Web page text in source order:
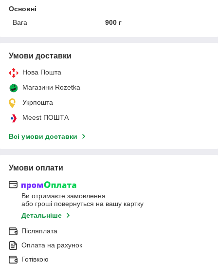
Основні
Вага
900 г
Умови доставки
Нова Пошта
Магазини Rozetka
Укрпошта
Meest ПОШТА
Всі умови доставки
Умови оплати
Ви отримаєте замовлення
або гроші повернуться на вашу картку
Детальніше
Післяплата
Оплата на рахунок
Готівкою